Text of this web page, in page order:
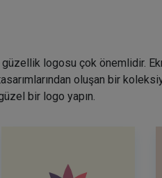
logosu çok önemlidir.
oluşan bir
bir logo yapın.